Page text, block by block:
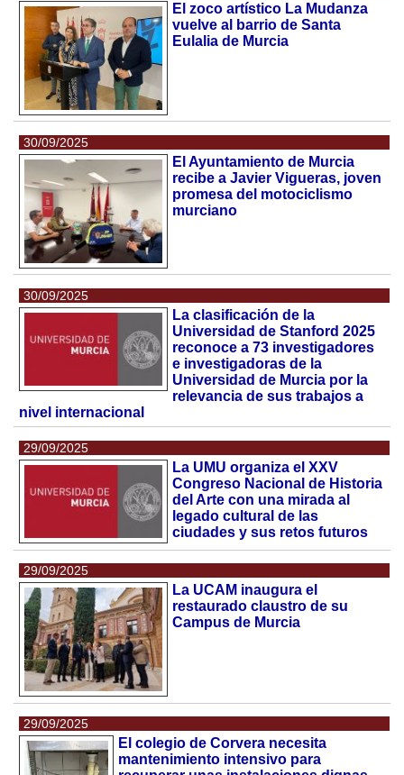
El zoco artístico La Mudanza
vuelve al barrio de Santa
Eulalia de Murcia
30/09/2025
El Ayuntamiento de Murcia
recibe a Javier Vigueras, joven
promesa del motociclismo
murciano
30/09/2025
La clasificación de la
Universidad de Stanford 2025
reconoce a 73 investigadores
e investigadoras de la
Universidad de Murcia por la
relevancia de sus trabajos a
nivel internacional
29/09/2025
La UMU organiza el XXV
Congreso Nacional de Historia
del Arte con una mirada al
legado cultural de las
ciudades y sus retos futuros
29/09/2025
La UCAM inaugura el
restaurado claustro de su
Campus de Murcia
29/09/2025
El colegio de Corvera necesita
mantenimiento intensivo para